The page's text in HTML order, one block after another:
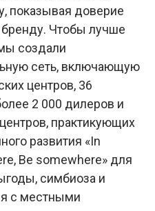
показывая доверие
Чтобы лучше
создали
сеть, включающую
центров, 36
2 000 дилеров и
практикующих
развития «In
Be somewhere» для
симбиоза и
с местными